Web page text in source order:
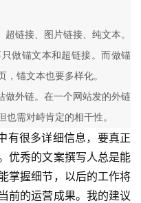
链接、图片链接、纯文本。
做锚文本和超链接。而做锚
锚文本也要多样化。
做外链。在一个网站发的外链
也需对峙肯定的相干性。
有很多详细信息，要真正
优秀的文案撰写人总是能
掌握细节，以后的工作将
前的运营成果。我的建议